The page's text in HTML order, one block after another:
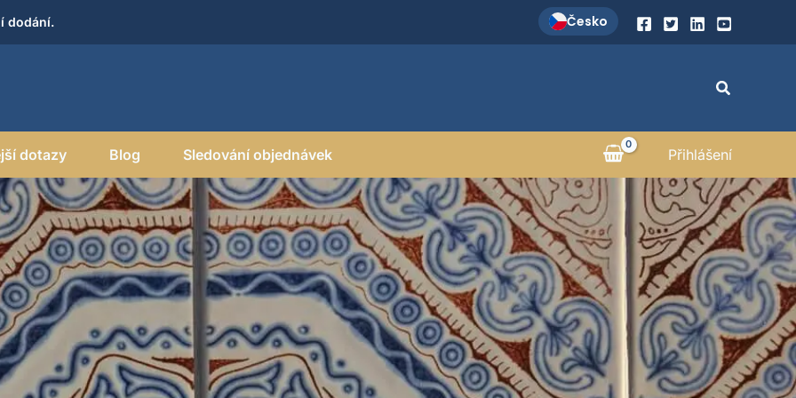
dodání. Česko
Hledat
dotazy Blog Sledování objednávek Přihlášení